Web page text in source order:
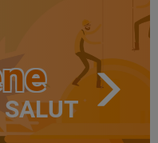
SALUT